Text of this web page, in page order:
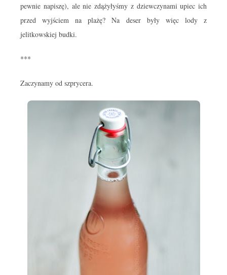
pewnie napiszę), ale nie zdążyłyśmy z dziewczynami upiec ich
przed wyjściem na plażę? Na deser były więc lody z
jelitkowskiej budki.
***
Zaczynamy od szprycera.